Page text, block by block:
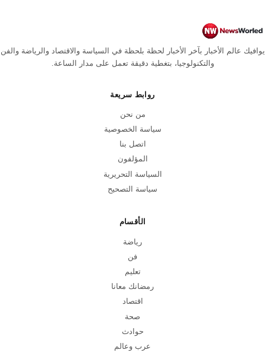
يوافيك عالم الأخبار بآخر الأخبار لحظة بلحظة في السياسة والاقتصاد والرياضة والفن
والتكنولوجيا، بتغطية دقيقة تعمل على مدار الساعة.
روابط سريعة
من نحن
سياسة الخصوصية
اتصل بنا
المؤلفون
السياسة التحريرية
سياسة التصحيح
الأقسام
رياضة
فن
تعليم
رمضانك معانا
اقتصاد
صحة
حوادث
عرب وعالم